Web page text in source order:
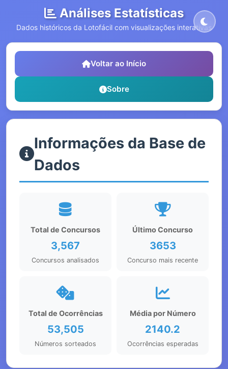
Análises Estatísticas
Dados históricos da Lotofácil com visualizações interativas
Voltar ao Início
Sobre
Informações da Base de
Dados
Total de Concursos
3,567
Concursos analisados
Último Concurso
3653
Concurso mais recente
Total de Ocorrências
53,505
Números sorteados
Média por Número
2140.2
Ocorrências esperadas